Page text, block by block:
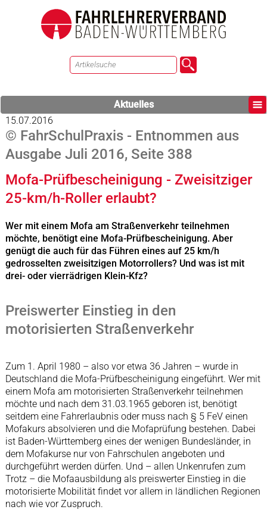
Aktuelles
15.07.2016
© FahrSchulPraxis - Entnommen aus
Ausgabe Juli 2016, Seite 388
Mofa-Prüfbescheinigung - Zweisitziger
25-km/h-Roller erlaubt?
Wer mit einem Mofa am Straßenverkehr teilnehmen
möchte, benötigt eine Mofa-Prüfbescheinigung. Aber
genügt die auch für das Führen eines auf 25 km/h
gedrosselten zweisitzigen Motorrollers? Und was ist mit
drei- oder vierrädrigen Klein-Kfz?
Preiswerter Einstieg in den
motorisierten Straßenverkehr
Zum 1. April 1980 – also vor etwa 36 Jahren – wurde in
Deutschland die Mofa-Prüfbescheinigung eingeführt. Wer mit
einem Mofa am motorisierten Straßenverkehr teilnehmen
möchte und nach dem 31.03.1965 geboren ist, benötigt
seitdem eine Fahrerlaubnis oder muss nach § 5 FeV einen
Mofakurs absolvieren und die Mofaprüfung bestehen. Dabei
ist Baden-Württemberg eines der wenigen Bundesländer, in
dem Mofakurse nur von Fahrschulen angeboten und
durchgeführt werden dürfen. Und – allen Unkenrufen zum
Trotz – die Mofaausbildung als preiswerter Einstieg in die
motorisierte Mobilität findet vor allem in ländlichen Regionen
nach wie vor Zuspruch.